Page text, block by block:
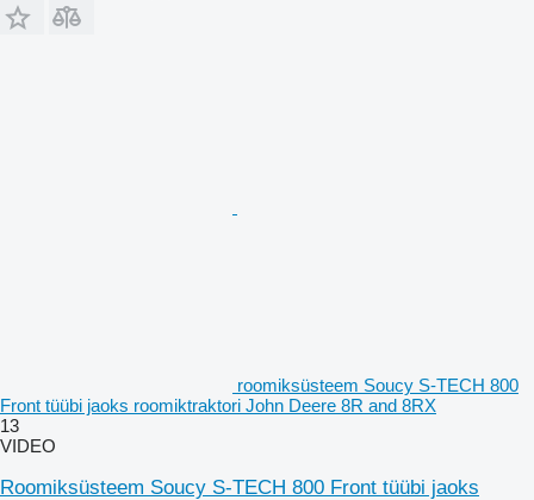
roomiksüsteem Soucy S-TECH 800
Front tüübi jaoks roomiktraktori John Deere 8R and 8RX
13
VIDEO
Roomiksüsteem Soucy S-TECH 800 Front tüübi jaoks